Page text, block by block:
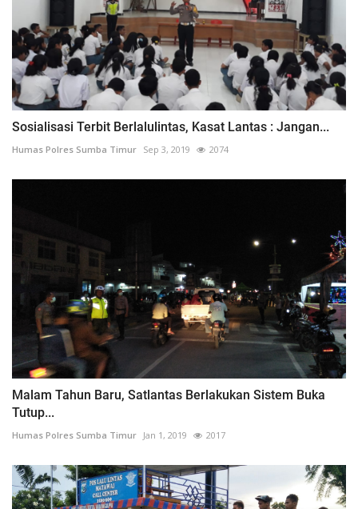
Sosialisasi Terbit Berlalulintas, Kasat Lantas : Jangan...
Humas Polres Sumba Timur Sep 3, 2019 2074
Malam Tahun Baru, Satlantas Berlakukan Sistem Buka
Tutup...
Humas Polres Sumba Timur Jan 1, 2019 2017